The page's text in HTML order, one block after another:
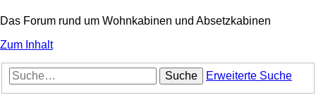
Das Forum rund um Wohnkabinen und Absetzkabinen
Zum Inhalt
Suche Erweiterte Suche